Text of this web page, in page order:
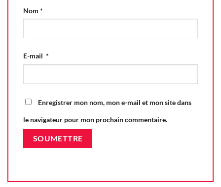
Nom *
E-mail *
Enregistrer mon nom, mon e-mail et mon site dans
le navigateur pour mon prochain commentaire.